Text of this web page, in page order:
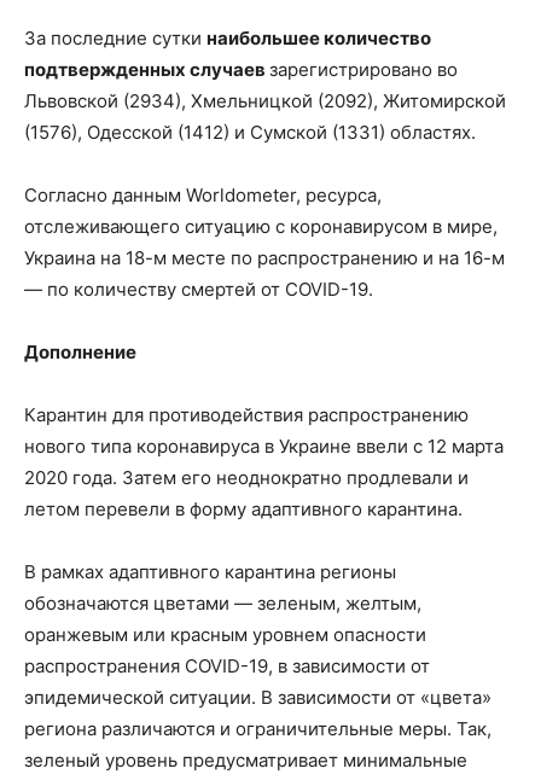
За последние сутки наибольшее количество
подтвержденных случаев зарегистрировано во
Львовской (2934), Хмельницкой (2092), Житомирской
(1576), Одесской (1412) и Сумской (1331) областях.
Согласно данным Worldometer, ресурса,
отслеживающего ситуацию с коронавирусом в мире,
Украина на 18-м месте по распространению и на 16-м
— по количеству смертей от COVID-19.
Дополнение
Карантин для противодействия распространению
нового типа коронавируса в Украине ввели с 12 марта
2020 года. Затем его неоднократно продлевали и
летом перевели в форму адаптивного карантина.
В рамках адаптивного карантина регионы
обозначаются цветами — зеленым, желтым,
оранжевым или красным уровнем опасности
распространения COVID-19, в зависимости от
эпидемической ситуации. В зависимости от «цвета»
региона различаются и ограничительные меры. Так,
зеленый уровень предусматривает минимальные